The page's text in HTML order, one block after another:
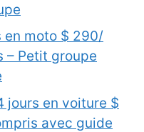
en moto $ 290/
– Petit groupe
jours en voiture $
avec guide